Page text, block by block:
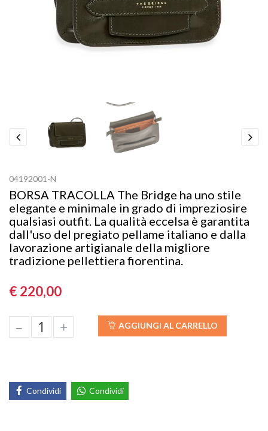
04192001-N
BORSA TRACOLLA The Bridge ha uno stile
elegante e minimale in grado di impreziosire
qualsiasi outfit. La qualità eccelsa è garantita
dall'uso del pregiato pellame italiano e dalla
lavorazione artigianale della migliore
tradizione pellettiera fiorentina.
€ 220,00
– + AGGIUNGI AL CARRELLO
Condividi Condividi